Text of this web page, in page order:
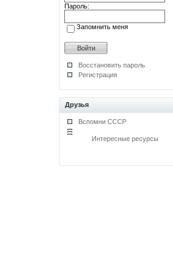
Пароль:
Запомнить меня
Восстановить пароль
Регистрация
Друзья
Вспомни СССР
Интересные ресурсы